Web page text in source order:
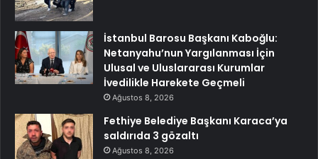
İstanbul Barosu Başkanı Kaboğlu:
Netanyahu’nun Yargılanması İçin
Ulusal ve Uluslararası Kurumlar
İvedilikle Harekete Geçmeli
Ağustos 8, 2026
Fethiye Belediye Başkanı Karaca’ya
saldırıda 3 gözaltı
Ağustos 8, 2026